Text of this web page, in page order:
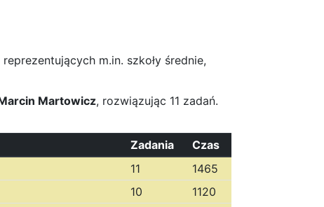
m.in. szkoły średnie,
Martowicz, rozwiązując 11 zadań.
Zadania
Czas
11
1465
10
1120